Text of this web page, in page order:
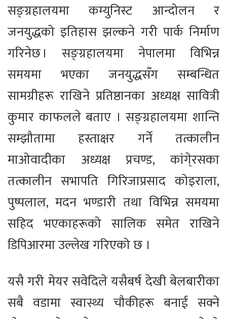
सङ्ग्रहालयमा कम्युनिस्ट आन्दोलन र
जनयुद्धको इतिहास झल्कने गरी पार्क निर्माण
गरिनेछ । सङ्ग्रहालयमा नेपालमा विभिन्न
समयमा भएका जनयुद्धसँग सम्बन्धित
सामग्रीहरू राखिने प्रतिष्ठानका अध्यक्ष सावित्री
कुमार काफलले बताए । सङ्ग्रहालयमा शान्ति
सम्झौतामा हस्ताक्षर गर्ने तत्कालीन
माओवादीका अध्यक्ष प्रचण्ड, कांगे्रसका
तत्कालीन सभापति गिरिजाप्रसाद कोइराला,
पुष्पलाल, मदन भण्डारी तथा विभिन्न समयमा
सहिद भएकाहरूको सालिक समेत राखिने
डिपिआरमा उल्लेख गरिएको छ ।
यसै गरी मेयर सवेदिले यसैबर्ष देखी बेलबारीका
सबै वडामा स्वास्थ्य चौकीहरू बनाई सक्ने